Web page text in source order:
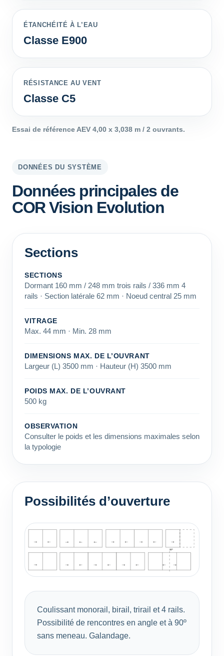
ÉTANCHÉITÉ À L’EAU
Classe E900
RÉSISTANCE AU VENT
Classe C5
Essai de référence AEV 4,00 x 3,038 m / 2 ouvrants.
DONNÉES DU SYSTÈME
Données principales de
COR Vision Evolution
Sections
SECTIONS
Dormant 160 mm / 248 mm trois rails / 336 mm 4
rails · Section latérale 62 mm · Noeud central 25 mm
VITRAGE
Max. 44 mm · Min. 28 mm
DIMENSIONS MAX. DE L’OUVRANT
Largeur (L) 3500 mm · Hauteur (H) 3500 mm
POIDS MAX. DE L’OUVRANT
500 kg
OBSERVATION
Consulter le poids et les dimensions maximales selon
la typologie
Possibilités d’ouverture
Coulissant monorail, birail, trirail et 4 rails.
Possibilité de rencontres en angle et à 90º
sans meneau. Galandage.